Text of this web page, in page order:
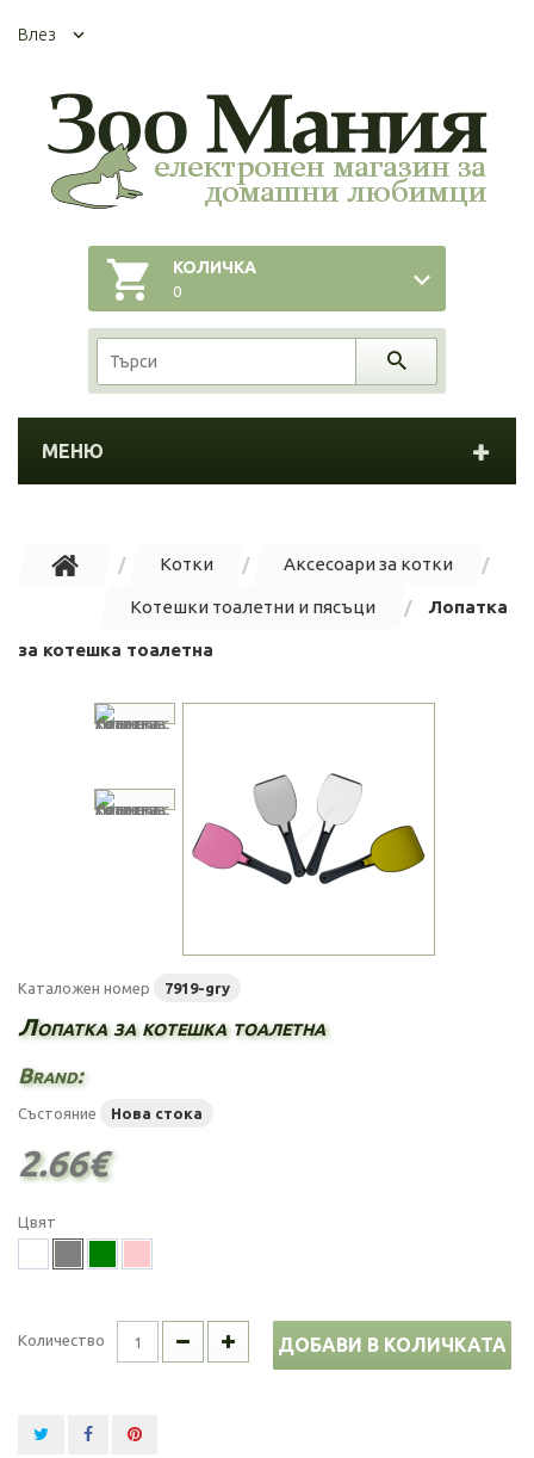
Влез
КОЛИЧКА
0
МЕНЮ
Котки Аксесоари за котки
Котешки тоалетни и пясъци Лопатка
за котешка тоалетна
Каталожен номер 7919-gry
Лопатка за котешка тоалетна
Brand:
Състояние Нова стока
2.66€
Цвят
Количество ДОБАВИ В КОЛИЧКАТА